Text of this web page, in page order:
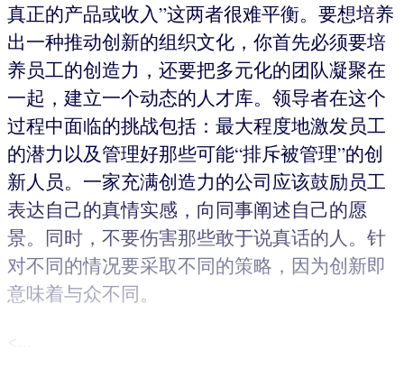
真正的产品或收入”这两者很难平衡。要想培养
出一种推动创新的组织文化，你首先必须要培
养员工的创造力，还要把多元化的团队凝聚在
一起，建立一个动态的人才库。领导者在这个
过程中面临的挑战包括：最大程度地激发员工
的潜力以及管理好那些可能“排斥被管理”的创
新人员。一家充满创造力的公司应该鼓励员工
表达自己的真情实感，向同事阐述自己的愿
景。同时，不要伤害那些敢于说真话的人。针
对不同的情况要采取不同的策略，因为创新即
意味着与众不同。